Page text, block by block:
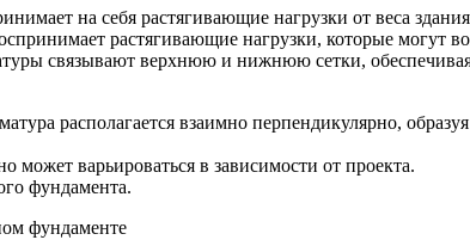
на себя растягивающие нагрузки от веса
растягивающие нагрузки, которые могут
связывают верхнюю и нижнюю сетки, обеспечивая
располагается взаимно перпендикулярно,
варьироваться в зависимости от проекта.
фундамента.
фундаменте